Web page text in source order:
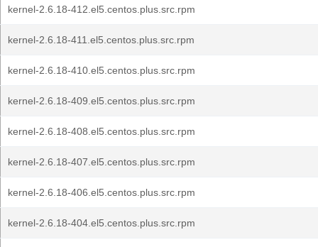
kernel-2.6.18-412.el5.centos.plus.src.rpm
kernel-2.6.18-411.el5.centos.plus.src.rpm
kernel-2.6.18-410.el5.centos.plus.src.rpm
kernel-2.6.18-409.el5.centos.plus.src.rpm
kernel-2.6.18-408.el5.centos.plus.src.rpm
kernel-2.6.18-407.el5.centos.plus.src.rpm
kernel-2.6.18-406.el5.centos.plus.src.rpm
kernel-2.6.18-404.el5.centos.plus.src.rpm